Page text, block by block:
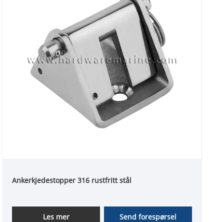
Ankerkjedestopper 316 rustfritt stål
Les mer Send forespørsel